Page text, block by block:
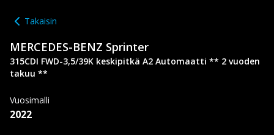
Takaisin
MERCEDES-BENZ Sprinter
315CDI FWD-3,5/39K keskipitkä A2 Automaatti ** 2 vuoden
takuu **
Vuosimalli
2022